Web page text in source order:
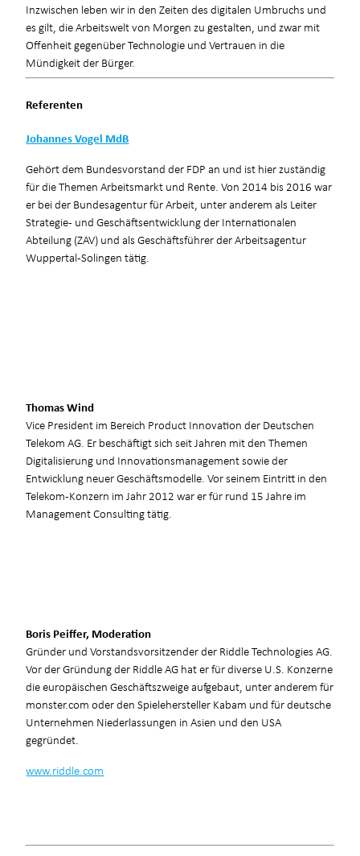
Inzwischen leben wir in den Zeiten des digitalen Umbruchs und
es gilt, die Arbeitswelt von Morgen zu gestalten, und zwar mit
Offenheit gegenüber Technologie und Vertrauen in die
Mündigkeit der Bürger.
Referenten
Johannes Vogel MdB
Gehört dem Bundesvorstand der FDP an und ist hier zuständig
für die Themen Arbeitsmarkt und Rente. Von 2014 bis 2016 war
er bei der Bundesagentur für Arbeit, unter anderem als Leiter
Strategie- und Geschäftsentwicklung der Internationalen
Abteilung (ZAV) und als Geschäftsführer der Arbeitsagentur
Wuppertal-Solingen tätig.
Thomas Wind
Vice President im Bereich Product Innovation der Deutschen
Telekom AG. Er beschäftigt sich seit Jahren mit den Themen
Digitalisierung und Innovationsmanagement sowie der
Entwicklung neuer Geschäftsmodelle. Vor seinem Eintritt in den
Telekom-Konzern im Jahr 2012 war er für rund 15 Jahre im
Management Consulting tätig.
Boris Peiffer, Moderation
Gründer und Vorstandsvorsitzender der Riddle Technologies AG.
Vor der Gründung der Riddle AG hat er für diverse U.S. Konzerne
die europäischen Geschäftszweige aufgebaut, unter anderem für
monster.com oder den Spielehersteller Kabam und für deutsche
Unternehmen Niederlassungen in Asien und den USA
gegründet.
www.riddle.com